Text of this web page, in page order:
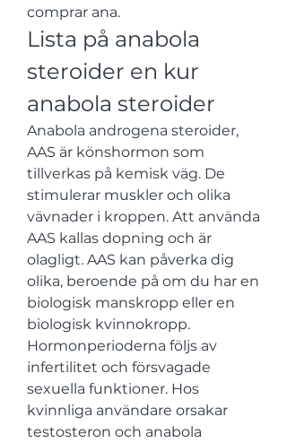
comprar ana.
Lista på anabola
steroider en kur
anabola steroider
Anabola androgena steroider,
AAS är könshormon som
tillverkas på kemisk väg. De
stimulerar muskler och olika
vävnader i kroppen. Att använda
AAS kallas dopning och är
olagligt. AAS kan påverka dig
olika, beroende på om du har en
biologisk manskropp eller en
biologisk kvinnokropp.
Hormonperioderna följs av
infertilitet och försvagade
sexuella funktioner. Hos
kvinnliga användare orsakar
testosteron och anabola